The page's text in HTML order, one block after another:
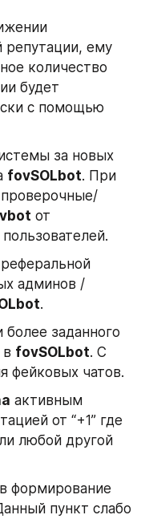
репутации, ему
будет
с помощью
за новых
fovSOLbot. При
проверочные/
от
админов /
.
заданного
в fovSOLbot. С
фейковых чатов.
активным
от “+1” где
формирование
пункт слабо